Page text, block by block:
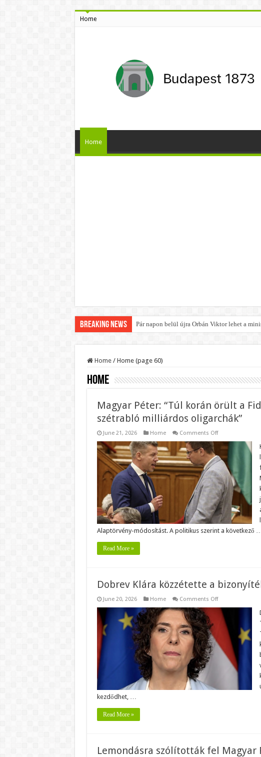
Home
Home
Breaking News Pár napon belül újra Orbán Viktor lehet a
Home / Home (page 60)
Home
Magyar Péter: “Túl korán örült a
szétrabló milliárdos oligarchák”
June 21, 2026 Home Comments Offon
Péter:
korán
örült
a
Fidesz,
a
bábjai
és
a
hazánkat
szétrabló
milliárdos
oligarchák”
Alaptörvény-módosítást. A politikus szerint a következő
Read More »
Dobrev Klára közzétette a
June 20, 2026 Home Comments Offon
Klára
közzétette
bizonyítékokat
Sulyok
Tamás
múltjáról
kezdődhet, …
Read More »
Lemondásra szólították fel